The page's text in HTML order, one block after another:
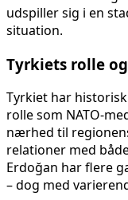
udspiller sig i en
situation.
Tyrkiets rolle
Tyrkiet har
rolle som NATO-
nærhed til
relationer med
Erdoğan har flere
– dog med